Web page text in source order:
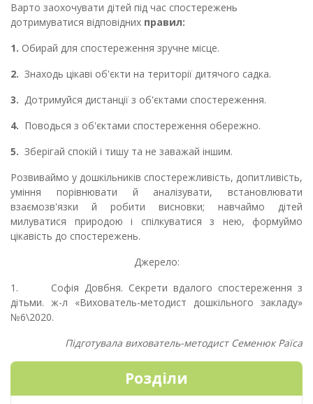
Варто заохочувати дітей під час спостережень
дотримуватися відповідних правил:
1. Обирай для спостереження зручне місце.
2. Знаходь цікаві об'єкти на території дитячого садка.
3. Дотримуйся дистанції з об'єктами спостереження.
4. Поводься з об'єктами спостереження обережно.
5. Зберігай спокій і тишу та не заважай іншим.
Розвиваймо у дошкільників спостережливість, допитливість,
уміння порівнювати й аналізувати, встановлювати
взаємозв'язки й робити висновки; навчаймо дітей
милуватися природою і спілкуватися з нею, формуймо
цікавість до спостережень.
Джерело:
1. Софія Довбня. Секрети вдалого спостереження з
дітьми. ж-л «Вихователь-методист дошкільного закладу»
№6\2020.
Підготувала вихователь-методист Семенюк Раїса
Розділи